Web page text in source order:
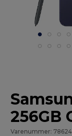
256GB
Varenummer: 78624